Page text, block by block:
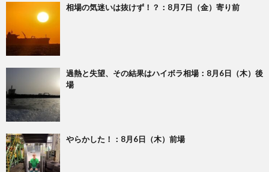
相場の気迷いは抜けず！？：8月7日（金）寄り前
過熱と失望、その結果はハイボラ相場：8月6日（木）後
場
やらかした！：8月6日（木）前場